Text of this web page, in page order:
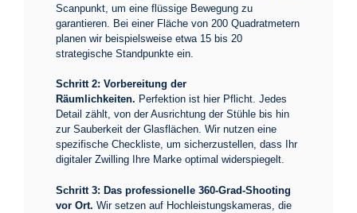
Scanpunkt, um eine flüssige Bewegung zu
garantieren. Bei einer Fläche von 200 Quadratmetern
planen wir beispielsweise etwa 15 bis 20
strategische Standpunkte ein.
Schritt 2: Vorbereitung der
Räumlichkeiten. Perfektion ist hier Pflicht. Jedes
Detail zählt, von der Ausrichtung der Stühle bis hin
zur Sauberkeit der Glasflächen. Wir nutzen eine
spezifische Checkliste, um sicherzustellen, dass Ihr
digitaler Zwilling Ihre Marke optimal widerspiegelt.
Schritt 3: Das professionelle 360-Grad-Shooting
vor Ort. Wir setzen auf Hochleistungskameras, die